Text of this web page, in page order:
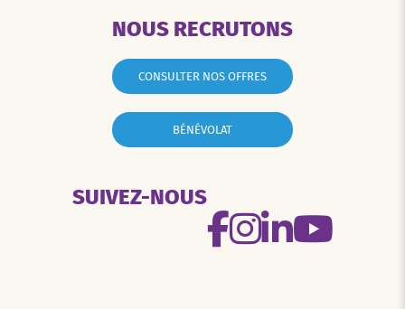
NOUS RECRUTONS
CONSULTER NOS OFFRES
BÉNÉVOLAT
SUIVEZ-NOUS